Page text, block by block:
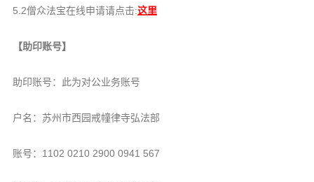
戒幢论坛
寺院巡览
下院风采
搜索
5.2僧众法宝在线申请请点击:这里
【助印账号】
助印账号：此为对公业务账号
户名：苏州市西园戒幢律寺弘法部
账号：1102 0210 2900 0941 567